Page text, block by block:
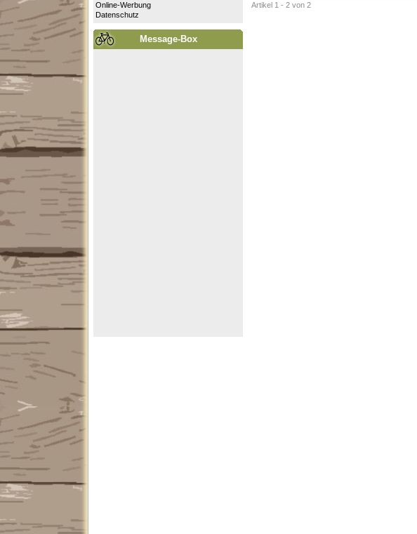
Online-Werbung
Datenschutz
Message-Box
Artikel 1 - 2 von 2